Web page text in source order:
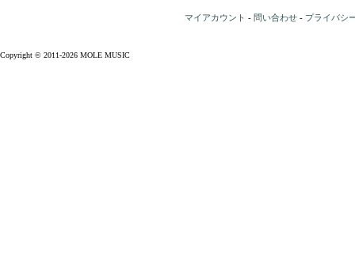
マイアカウント - 問い合わせ - プライバシ
Copyright © 2011-2026 MOLE MUSIC